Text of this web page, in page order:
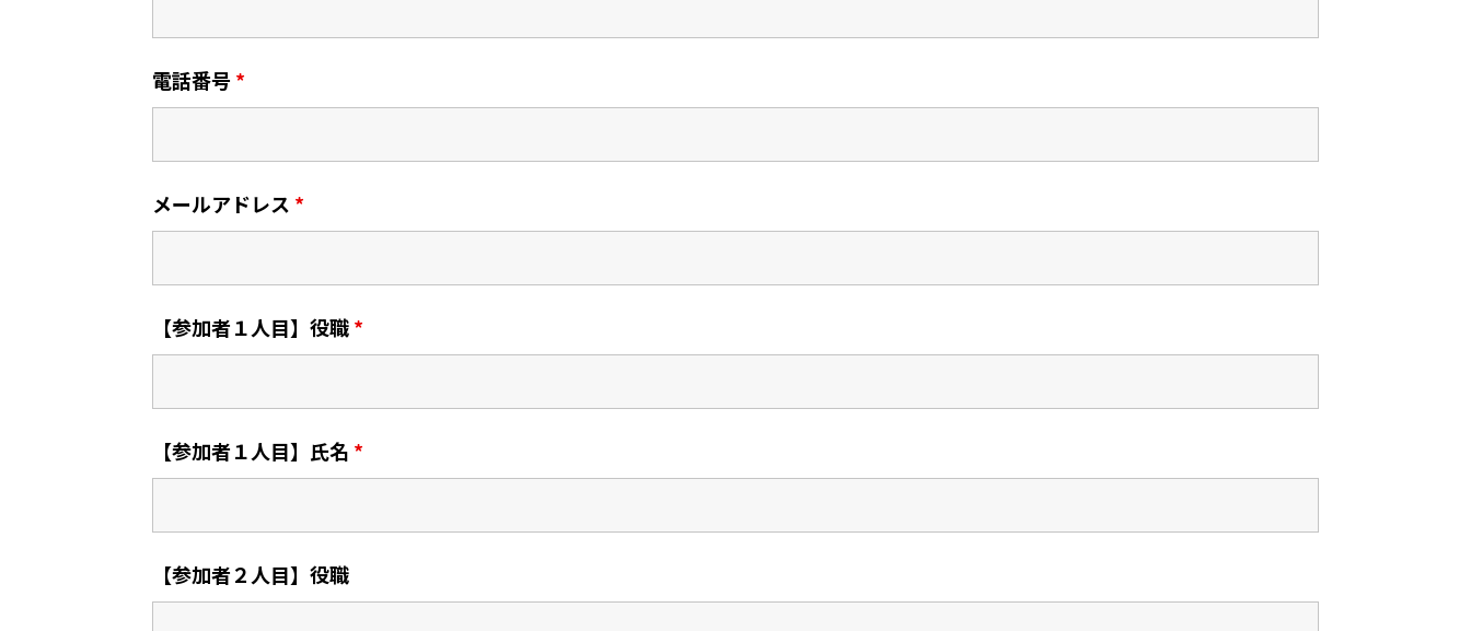
電話番号 *
メールアドレス *
【参加者１人目】役職*
【参加者１人目】氏名 *
【参加者２人目】役職